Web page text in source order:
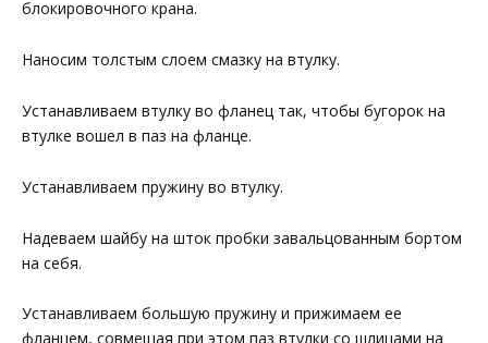
блокировочного крана.
Наносим толстым слоем смазку на втулку.
Устанавливаем втулку во фланец так, чтобы бугорок на
втулке вошел в паз на фланце.
Устанавливаем пружину во втулку.
Надеваем шайбу на шток пробки завальцованным бортом
на себя.
Устанавливаем большую пружину и прижимаем ее
фланцем, совмещая при этом паз втулки со шлицами на